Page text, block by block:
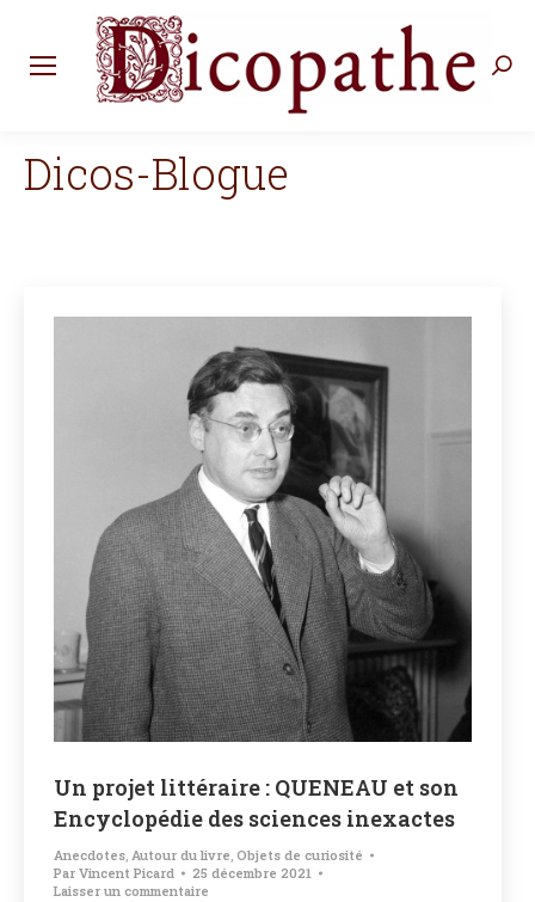
Dicos-Blogue
Un projet littéraire : QUENEAU et son
Encyclopédie des sciences inexactes
Anecdotes, Autour du livre, Objets de curiosité
Par Vincent Picard
25 décembre 2021
Laisser un commentaire